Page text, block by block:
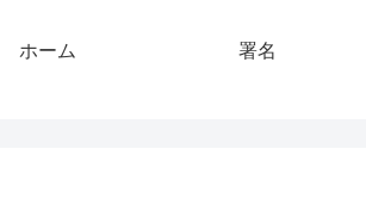
ホーム 署名